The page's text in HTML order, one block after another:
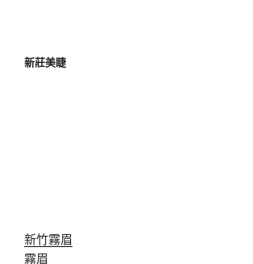
新莊美睫
新竹霧眉
霧眉